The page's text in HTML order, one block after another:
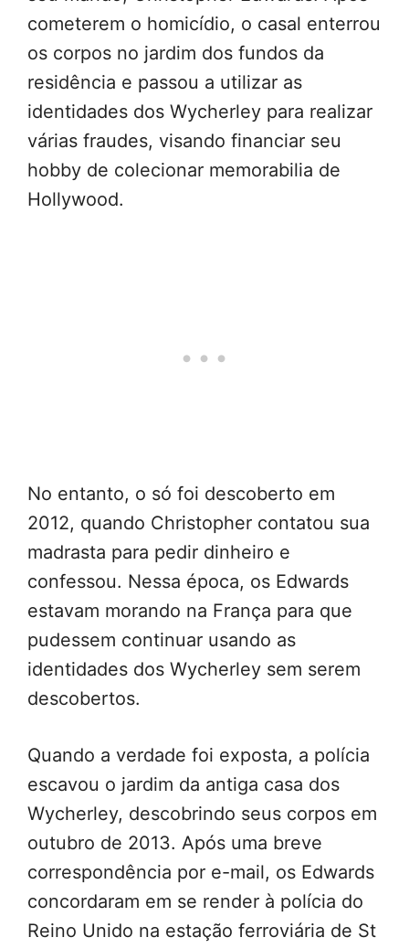
cometerem o homicídio, o casal enterrou
os corpos no jardim dos fundos da
residência e passou a utilizar as
identidades dos Wycherley para realizar
várias fraudes, visando financiar seu
hobby de colecionar memorabilia de
Hollywood.
No entanto, o só foi descoberto em
2012, quando Christopher contatou sua
madrasta para pedir dinheiro e
confessou. Nessa época, os Edwards
estavam morando na França para que
pudessem continuar usando as
identidades dos Wycherley sem serem
descobertos.
Quando a verdade foi exposta, a polícia
escavou o jardim da antiga casa dos
Wycherley, descobrindo seus corpos em
outubro de 2013. Após uma breve
correspondência por e-mail, os Edwards
concordaram em se render à polícia do
Reino Unido na estação ferroviária de St